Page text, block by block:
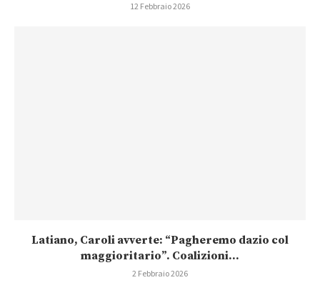
12 Febbraio 2026
Latiano, Caroli avverte: “Pagheremo dazio col
maggioritario”. Coalizioni...
2 Febbraio 2026